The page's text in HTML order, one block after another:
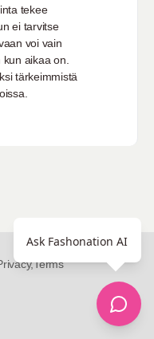
tekee
ei tarvitse
voi vain
aikaa on.
tärkeimmistä
Terms
Ask Fashonation AI